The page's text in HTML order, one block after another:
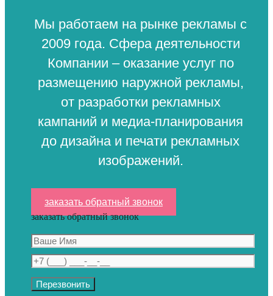
Мы работаем на рынке рекламы с
2009 года. Сфера деятельности
Компании – оказание услуг по
размещению наружной рекламы,
от разработки рекламных
кампаний и медиа-планирования
до дизайна и печати рекламных
изображений.
заказать обратный звонок
заказать обратный звонок